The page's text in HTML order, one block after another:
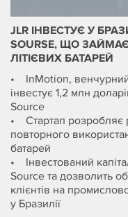
JLR ІНВЕСТУЄ У
SOURSE, ЩО
ЛІТІЄВИХ БАТАРЕЙ
• InMotion, венчурний
інвестує 1,2 млн
Source
• Стартап розробляє
повторного
батарей
• Інвестований
Source та дозволить
клієнтів на
у Бразилії